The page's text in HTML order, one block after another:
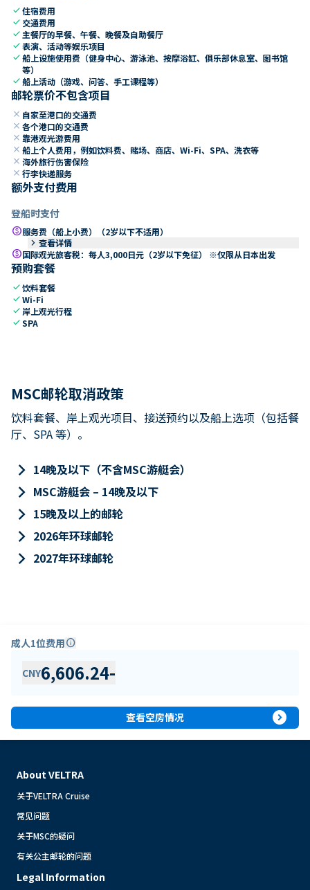
check住宿费用
check 交通费用
check 主餐厅的早餐、午餐、晚餐及自助餐厅
check表演、活动等娱乐项目
check船上设施使用费（健身中心、游泳池、按摩浴缸、俱乐部休息室、图书馆
等）
check船上活动（游戏、问答、手工课程等）
邮轮票价不包含项目
close 自家至港口的交通费
close 各个港口的交通费
close 靠港观光游费用
close 船上个人费用，例如饮料费、赌场、商店、Wi-Fi、SPA、洗衣等
close 海外旅行伤害保险
close 行李快递服务
额外支付费用
登船时支付
paid服务费（船上小费）（2岁以下不适用）
keyboard_arrow_right 查看详情
paid国际观光旅客税：每人3,000日元（2岁以下免征） ※仅限从日本出发
预购套餐
check饮料套餐
checkWi-Fi
check 岸上观光行程
checkSPA
MSC邮轮取消政策
饮料套餐、岸上观光项目、接送预约以及船上选项（包括餐
厅、SPA 等）。
keyboard_arrow_right 14晚及以下（不含MSC游艇会）
keyboard_arrow_right MSC游艇会 – 14晚及以下
keyboard_arrow_right 15晚及以上的邮轮
keyboard_arrow_right 2026年环球邮轮
keyboard_arrow_right 2027年环球邮轮
成人1位费用info
CNY6,606.24-
查看空房情况 expand_circle_right
About VELTRA
关于VELTRA Cruise
常见问题
关于MSC的疑问
有关公主邮轮的问题
Legal Information